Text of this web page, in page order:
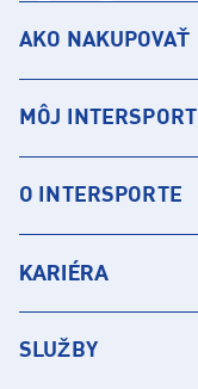
AKO NAKUPOVAŤ
MÔJ INTERSPORT
O INTERSPORTE
KARIÉRA
SLUŽBY